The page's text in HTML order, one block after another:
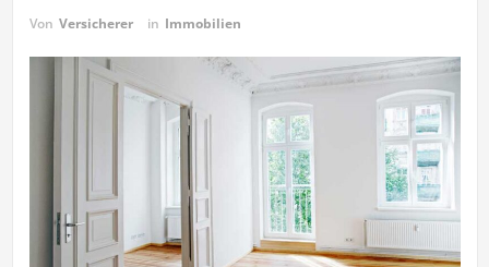
Von Versicherer in Immobilien